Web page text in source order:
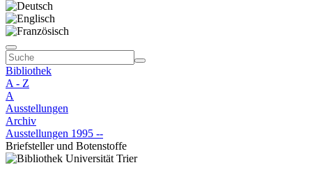
Bibliothek
A - Z
A
Ausstellungen
Archiv
Ausstellungen 1995 --
Briefsteller und Botenstoffe